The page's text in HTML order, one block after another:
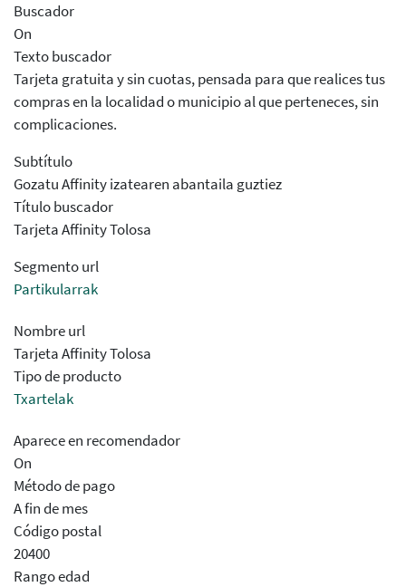
Buscador
On
Texto buscador
Tarjeta gratuita y sin cuotas, pensada para que realices tus
compras en la localidad o municipio al que perteneces, sin
complicaciones.
Subtítulo
Gozatu Affinity izatearen abantaila guztiez
Título buscador
Tarjeta Affinity Tolosa
Segmento url
Partikularrak
Nombre url
Tarjeta Affinity Tolosa
Tipo de producto
Txartelak
Aparece en recomendador
On
Método de pago
A fin de mes
Código postal
20400
Rango edad